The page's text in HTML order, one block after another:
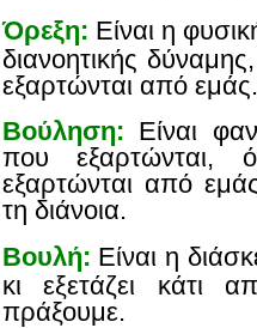
Όρεξη: Είναι η
διανοητικής
εξαρτώνται από εμάς.
Βούληση: Είναι
που εξαρτώνται,
εξαρτώνται από
τη διάνοια.
Βουλή: Είναι η
κι εξετάζει
πράξουμε.